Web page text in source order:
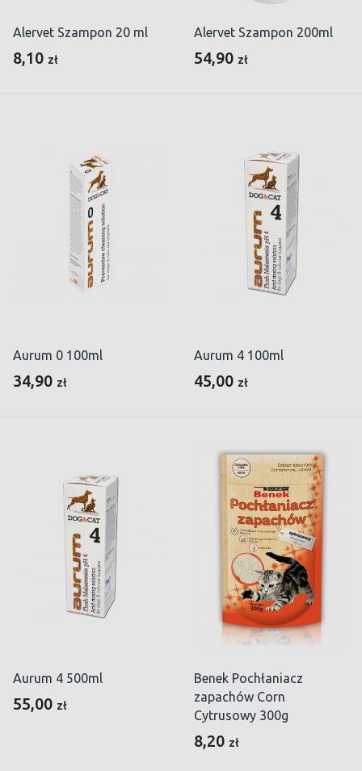
Alervet Szampon 20 ml
8,10 zł
Alervet Szampon 200ml
54,90 zł
Aurum 0 100ml
34,90 zł
Aurum 4 100ml
45,00 zł
Aurum 4 500ml
55,00 zł
Benek Pochłaniacz
zapachów Corn
Cytrusowy 300g
8,20 zł